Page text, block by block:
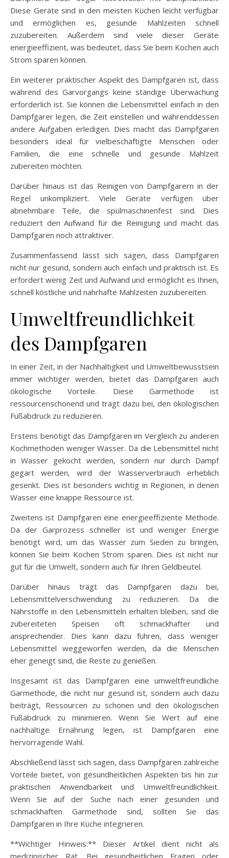
Diese Geräte sind in den meisten Küchen leicht verfügbar
und ermöglichen es, gesunde Mahlzeiten schnell
zuzubereiten. Außerdem sind viele dieser Geräte
energieeffizient, was bedeutet, dass Sie beim Kochen auch
Strom sparen können.
Ein weiterer praktischer Aspekt des Dampfgaren ist, dass
während des Garvorgangs keine ständige Überwachung
erforderlich ist. Sie können die Lebensmittel einfach in den
Dampfgarer legen, die Zeit einstellen und währenddessen
andere Aufgaben erledigen. Dies macht das Dampfgaren
besonders ideal für vielbeschäftigte Menschen oder
Familien, die eine schnelle und gesunde Mahlzeit
zubereiten möchten.
Darüber hinaus ist das Reinigen von Dampfgarern in der
Regel unkompliziert. Viele Geräte verfügen über
abnehmbare Teile, die spülmaschinenfest sind. Dies
reduziert den Aufwand für die Reinigung und macht das
Dampfgaren noch attraktiver.
Zusammenfassend lässt sich sagen, dass Dampfgaren
nicht nur gesund, sondern auch einfach und praktisch ist. Es
erfordert wenig Zeit und Aufwand und ermöglicht es Ihnen,
schnell köstliche und nahrhafte Mahlzeiten zuzubereiten.
Umweltfreundlichkeit
des Dampfgaren
In einer Zeit, in der Nachhaltigkeit und Umweltbewusstsein
immer wichtiger werden, bietet das Dampfgaren auch
ökologische Vorteile. Diese Garmethode ist
ressourcenschonend und trägt dazu bei, den ökologischen
Fußabdruck zu reduzieren.
Erstens benötigt das Dampfgaren im Vergleich zu anderen
Kochmethoden weniger Wasser. Da die Lebensmittel nicht
in Wasser gekocht werden, sondern nur durch Dampf
gegart werden, wird der Wasserverbrauch erheblich
gesenkt. Dies ist besonders wichtig in Regionen, in denen
Wasser eine knappe Ressource ist.
Zweitens ist Dampfgaren eine energieeffiziente Methode.
Da der Garprozess schneller ist und weniger Energie
benötigt wird, um das Wasser zum Sieden zu bringen,
können Sie beim Kochen Strom sparen. Dies ist nicht nur
gut für die Umwelt, sondern auch für Ihren Geldbeutel.
Darüber hinaus trägt das Dampfgaren dazu bei,
Lebensmittelverschwendung zu reduzieren. Da die
Nährstoffe in den Lebensmitteln erhalten bleiben, sind die
zubereiteten Speisen oft schmackhafter und
ansprechender. Dies kann dazu führen, dass weniger
Lebensmittel weggeworfen werden, da die Menschen
eher geneigt sind, die Reste zu genießen.
Insgesamt ist das Dampfgaren eine umweltfreundliche
Garmethode, die nicht nur gesund ist, sondern auch dazu
beiträgt, Ressourcen zu schonen und den ökologischen
Fußabdruck zu minimieren. Wenn Sie Wert auf eine
nachhaltige Ernährung legen, ist Dampfgaren eine
hervorragende Wahl.
Abschließend lässt sich sagen, dass Dampfgaren zahlreiche
Vorteile bietet, von gesundheitlichen Aspekten bis hin zur
praktischen Anwendbarkeit und Umweltfreundlichkeit.
Wenn Sie auf der Suche nach einer gesunden und
schmackhaften Garmethode sind, sollten Sie das
Dampfgaren in Ihre Küche integrieren.
**Wichtiger Hinweis:** Dieser Artikel dient nicht als
medizinischer Rat. Bei gesundheitlichen Fragen oder